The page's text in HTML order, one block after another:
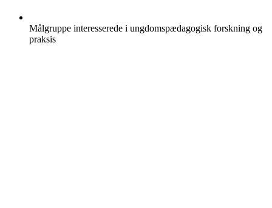
Målgruppe interesserede i ungdomspædagogisk forskning og
praksis